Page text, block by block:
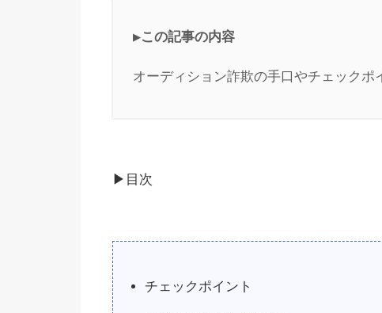
▶︎この記事の内容
オーディション詐欺の手口やチェックポ
▶︎目次
チェックポイント